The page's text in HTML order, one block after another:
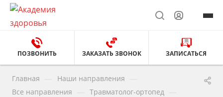
ПОЗВОНИТЬ ЗАКАЗАТЬ ЗВОНОК ЗАПИСАТЬСЯ
Главная Наши направления
Все направления Травматолог-ортопед